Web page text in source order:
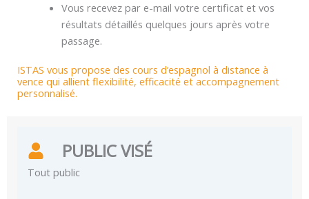
Vous recevez par e-mail votre certificat et vos
résultats détaillés quelques jours après votre
passage.
ISTAS vous propose des cours d’espagnol à distance à
vence qui allient flexibilité, efficacité et accompagnement
personnalisé.
PUBLIC VISÉ
Tout public